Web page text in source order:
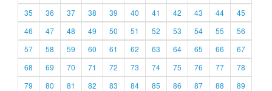
35
36 37 38 39 40 41 42 43 44
45
46
47 48 49 50 51 52 53 54 55
56
57
58 59 60 61 62 63 64 65 66
67
68
69 70 71 72 73 74 75 76 77
78
79
80 81 82 83 84 85 86 87 88
89